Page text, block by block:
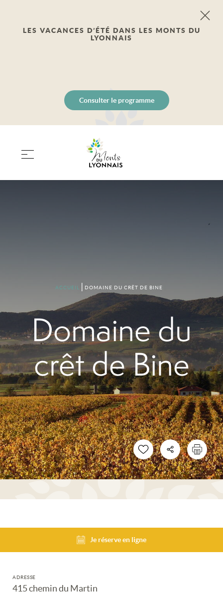
LES VACANCES D’ÉTÉ DANS LES MONTS DU
LYONNAIS
Consulter le programme
ACCUEIL DOMAINE DU CRÊT DE BINE
Domaine du
crêt de Bine
Je réserve en ligne
ADRESSE
415 chemin du Martin